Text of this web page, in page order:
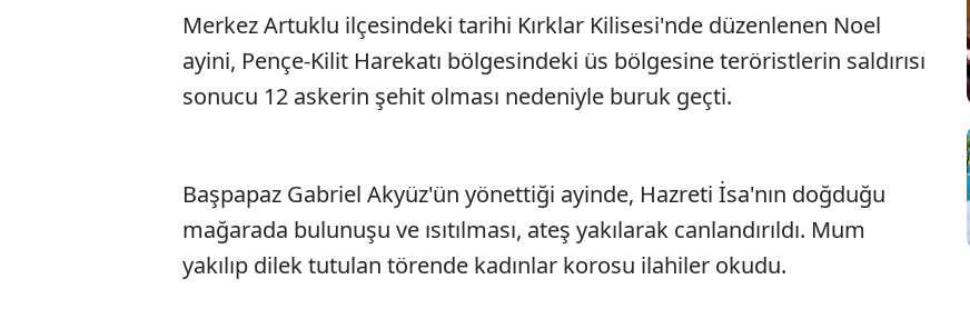
Sesi Aç
Merkez Artuklu ilçesindeki tarihi Kırklar Kilisesi'nde düzenlenen Noel
ayini, Pençe-Kilit Harekatı bölgesindeki üs bölgesine teröristlerin saldırısı
sonucu 12 askerin şehit olması nedeniyle buruk geçti.
Başpapaz Gabriel Akyüz'ün yönettiği ayinde, Hazreti İsa'nın doğduğu
mağarada bulunuşu ve ısıtılması, ateş yakılarak canlandırıldı. Mum
yakılıp dilek tutulan törende kadınlar korosu ilahiler okudu.